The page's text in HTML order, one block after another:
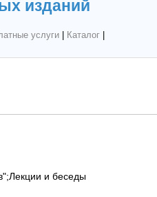
изданий
услуги| Каталог|
и беседы